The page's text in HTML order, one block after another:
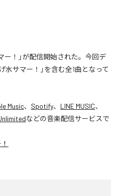
ー！」が配信開始された。今回デ
水サマー！」を含む全1曲となって
Music、 Spotify、 LINE MUSIC、
などの音楽配信サービスで